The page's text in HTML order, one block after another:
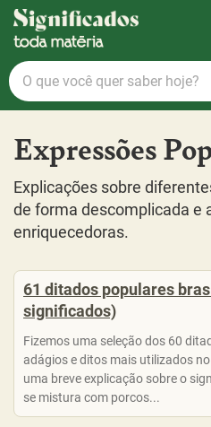
Significados
O
que
você
quer
saber
hoje?
Expressões
Explicações sobre
de forma descomplicada e
enriquecedoras.
61 ditados populares
significados)
Fizemos uma seleção dos 60
adágios e ditos mais utilizados
uma breve explicação sobre o
se mistura com porcos...